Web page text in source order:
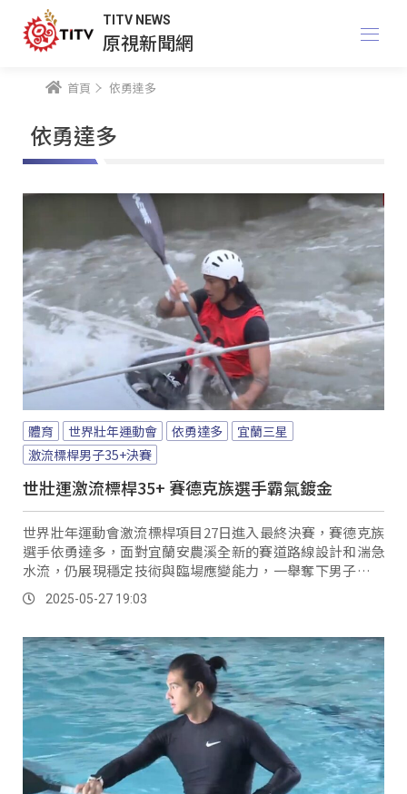
TITV NEWS
原視新聞網
首頁 依勇達多
依勇達多
體育 世界壯年運動會 依勇達多
宜蘭三星
激流標桿男子35+決賽
世壯運激流標桿35+ 賽德克族選手霸氣鍍金
世界壯年運動會激流標桿項目27日進入最終決賽，賽德克族
選手依勇達多，面對宜蘭安農溪全新的賽道路線設計和湍急
水流，仍展現穩定技術與臨場應變能力，一舉奪下男子激流
標桿35+金牌；依勇達多表示雖然宜蘭安農溪的賽道難度不
小，但依舊能在賽道上掌握自己的節奏。
2025-05-27 19:03